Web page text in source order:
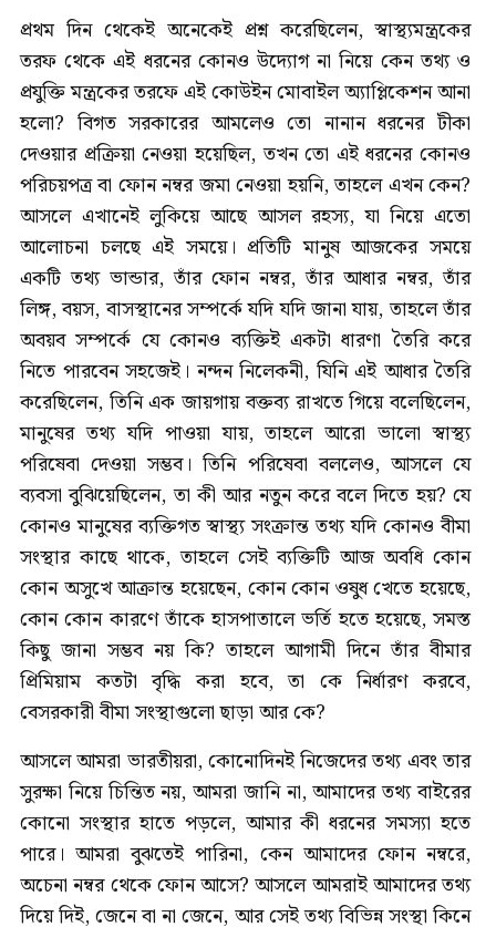
প্রথম দিন থেকেই অনেকেই প্রশ্ন করেছিলেন, স্বাস্থ্যমন্ত্রকের
তরফ থেকে এই ধরনের কোনও উদ্যোগ না নিয়ে কেন তথ্য ও
প্রযুক্তি মন্ত্রকের তরফে এই কোউইন মোবাইল অ্যাপ্লিকেশন আনা
হলো? বিগত সরকারের আমলেও তো নানান ধরনের টীকা
দেওয়ার প্রক্রিয়া নেওয়া হয়েছিল, তখন তো এই ধরনের কোনও
পরিচয়পত্র বা ফোন নম্বর জমা নেওয়া হয়নি, তাহলে এখন কেন?
আসলে এখানেই লুকিয়ে আছে আসল রহস্য, যা নিয়ে এতো
আলোচনা চলছে এই সময়ে। প্রতিটি মানুষ আজকের সময়ে
একটি তথ্য ভান্ডার, তাঁর ফোন নম্বর, তাঁর আধার নম্বর, তাঁর
লিঙ্গ, বয়স, বাসস্থানের সম্পর্কে যদি যদি জানা যায়, তাহলে তাঁর
অবয়ব সম্পর্কে যে কোনও ব্যক্তিই একটা ধারণা তৈরি করে
নিতে পারবেন সহজেই। নন্দন নিলেকনী, যিনি এই আধার তৈরি
করেছিলেন, তিনি এক জায়গায় বক্তব্য রাখতে গিয়ে বলেছিলেন,
মানুষের তথ্য যদি পাওয়া যায়, তাহলে আরো ভালো স্বাস্থ্য
পরিষেবা দেওয়া সম্ভব। তিনি পরিষেবা বললেও, আসলে যে
ব্যবসা বুঝিয়েছিলেন, তা কী আর নতুন করে বলে দিতে হয়? যে
কোনও মানুষের ব্যক্তিগত স্বাস্থ্য সংক্রান্ত তথ্য যদি কোনও বীমা
সংস্থার কাছে থাকে, তাহলে সেই ব্যক্তিটি আজ অবধি কোন
কোন অসুখে আক্রান্ত হয়েছেন, কোন কোন ওষুধ খেতে হয়েছে,
কোন কোন কারণে তাঁকে হাসপাতালে ভর্তি হতে হয়েছে, সমস্ত
কিছু জানা সম্ভব নয় কি? তাহলে আগামী দিনে তাঁর বীমার
প্রিমিয়াম কতটা বৃদ্ধি করা হবে, তা কে নির্ধারণ করবে,
বেসরকারী বীমা সংস্থাগুলো ছাড়া আর কে?
আসলে আমরা ভারতীয়রা, কোনোদিনই নিজেদের তথ্য এবং তার
সুরক্ষা নিয়ে চিন্তিত নয়, আমরা জানি না, আমাদের তথ্য বাইরের
কোনো সংস্থার হাতে পড়লে, আমার কী ধরনের সমস্যা হতে
পারে। আমরা বুঝতেই পারিনা, কেন আমাদের ফোন নম্বরে,
অচেনা নম্বর থেকে ফোন আসে? আসলে আমরাই আমাদের তথ্য
দিয়ে দিই, জেনে বা না জেনে, আর সেই তথ্য বিভিন্ন সংস্থা কিনে